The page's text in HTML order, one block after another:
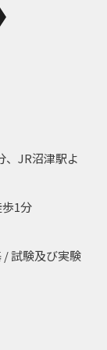
、JR沼津駅よ
1分
試験及び実験